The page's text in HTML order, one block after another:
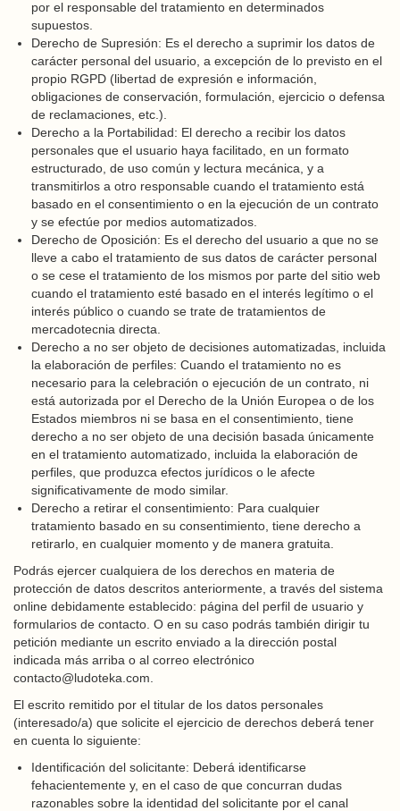
por el responsable del tratamiento en determinados
supuestos.
Derecho de Supresión: Es el derecho a suprimir los datos de
carácter personal del usuario, a excepción de lo previsto en el
propio RGPD (libertad de expresión e información,
obligaciones de conservación, formulación, ejercicio o defensa
de reclamaciones, etc.).
Derecho a la Portabilidad: El derecho a recibir los datos
personales que el usuario haya facilitado, en un formato
estructurado, de uso común y lectura mecánica, y a
transmitirlos a otro responsable cuando el tratamiento está
basado en el consentimiento o en la ejecución de un contrato
y se efectúe por medios automatizados.
Derecho de Oposición: Es el derecho del usuario a que no se
lleve a cabo el tratamiento de sus datos de carácter personal
o se cese el tratamiento de los mismos por parte del sitio web
cuando el tratamiento esté basado en el interés legítimo o el
interés público o cuando se trate de tratamientos de
mercadotecnia directa.
Derecho a no ser objeto de decisiones automatizadas, incluida
la elaboración de perfiles: Cuando el tratamiento no es
necesario para la celebración o ejecución de un contrato, ni
está autorizada por el Derecho de la Unión Europea o de los
Estados miembros ni se basa en el consentimiento, tiene
derecho a no ser objeto de una decisión basada únicamente
en el tratamiento automatizado, incluida la elaboración de
perfiles, que produzca efectos jurídicos o le afecte
significativamente de modo similar.
Derecho a retirar el consentimiento: Para cualquier
tratamiento basado en su consentimiento, tiene derecho a
retirarlo, en cualquier momento y de manera gratuita.
Podrás ejercer cualquiera de los derechos en materia de
protección de datos descritos anteriormente, a través del sistema
online debidamente establecido: página del perfil de usuario y
formularios de contacto. O en su caso podrás también dirigir tu
petición mediante un escrito enviado a la dirección postal
indicada más arriba o al correo electrónico
contacto@ludoteka.com.
El escrito remitido por el titular de los datos personales
(interesado/a) que solicite el ejercicio de derechos deberá tener
en cuenta lo siguiente:
Identificación del solicitante: Deberá identificarse
fehacientemente y, en el caso de que concurran dudas
razonables sobre la identidad del solicitante por el canal